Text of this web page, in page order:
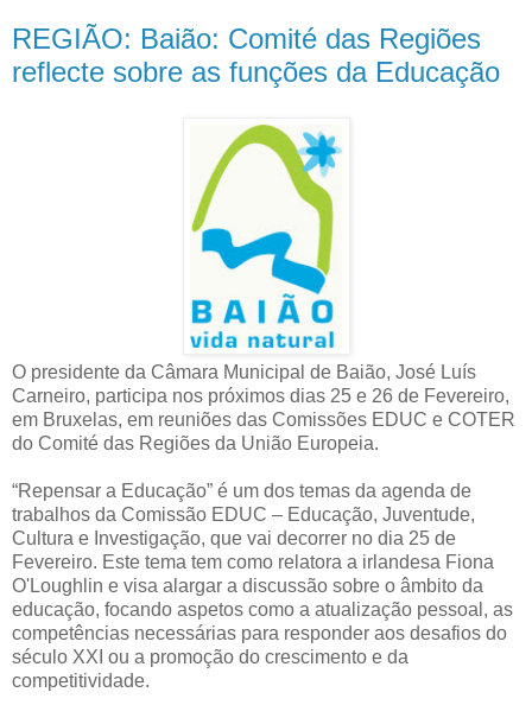
REGIÃO: Baião: Comité das Regiões
reflecte sobre as funções da Educação
O presidente da Câmara Municipal de Baião, José Luís
Carneiro, participa nos próximos dias 25 e 26 de Fevereiro,
em Bruxelas, em reuniões das Comissões EDUC e COTER
do Comité das Regiões da União Europeia.
“Repensar a Educação” é um dos temas da agenda de
trabalhos da Comissão EDUC – Educação, Juventude,
Cultura e Investigação, que vai decorrer no dia 25 de
Fevereiro. Este tema tem como relatora a irlandesa Fiona
O'Loughlin e visa alargar a discussão sobre o âmbito da
educação, focando aspetos como a atualização pessoal, as
competências necessárias para responder aos desafios do
século XXI ou a promoção do crescimento e da
competitividade.